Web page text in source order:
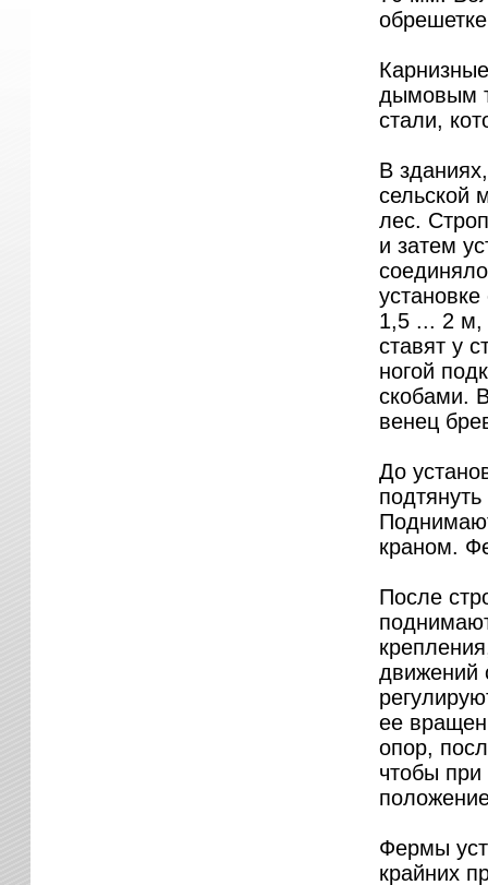
дымовым
стали,
В
сельской
лес.
и затем
1,5 ... 2 м,
ставят у
ногой
скобами.
венец
До
краном.
После
движений
ее
опор,
чтобы
Фермы
крайних